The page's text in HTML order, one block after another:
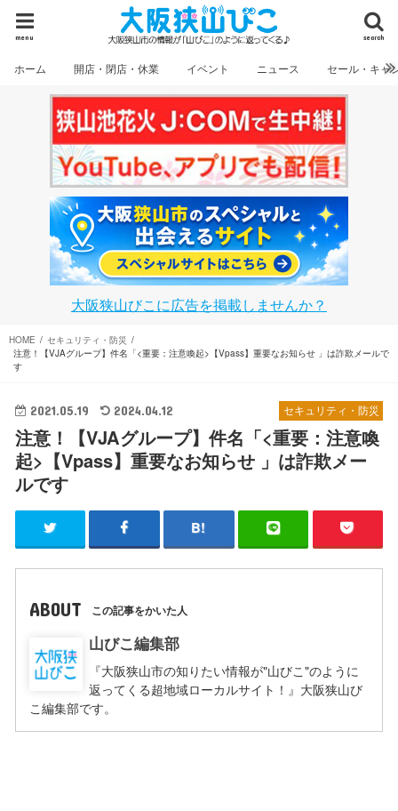
search
menu
ホーム 開店・閉店・休業 イベント ニュース セール・キャ
大阪狭山びこに広告を掲載しませんか？
HOME
セキュリティ・防災
注意！【VJAグループ】件名「<重要：注意喚起>【Vpass】重要なお知らせ 」は詐欺メールで
す
セキュリティ・防災
2021.05.19 2024.04.12
注意！【VJAグループ】件名「<重要：注意喚
起>【Vpass】重要なお知らせ 」は詐欺メー
ルです
ABOUT この記事をかいた人
山びこ編集部
『大阪狭山市の知りたい情報が"山びこ"のように
返ってくる超地域ローカルサイト！』大阪狭山び
こ編集部です。